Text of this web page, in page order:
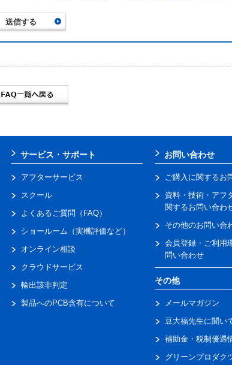
サービス・サポート
アフターサービス
スクール
よくあるご質問（FAQ）
ショールーム（実機評価など）
オンライン相談
クラウドサービス
輸出該非判定
製品へのPCB含有について
お問い合わせ
ご購入に関するお
資料・技術・アフ
関するお問い合わ
その他のお問い合
会員登録・ご利用
問い合わせ
その他
メールマガジン
豆大福先生に聞い
補助金・税制優遇
グリーンプロダク